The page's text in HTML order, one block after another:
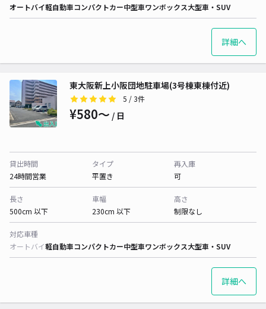
オートバイ軽自動車コンパクトカー中型車ワンボックス大型車・SUV
詳細へ
東大阪新上小阪団地駐車場(3号棟東棟付近)
5 / 3件
¥580〜 / 日
貸出時間
24時間営業
タイプ
平置き
再入庫
可
長さ
500cm 以下
車幅
230cm 以下
高さ
制限なし
対応車種
オートバイ軽自動車コンパクトカー中型車ワンボックス大型車・SUV
詳細へ